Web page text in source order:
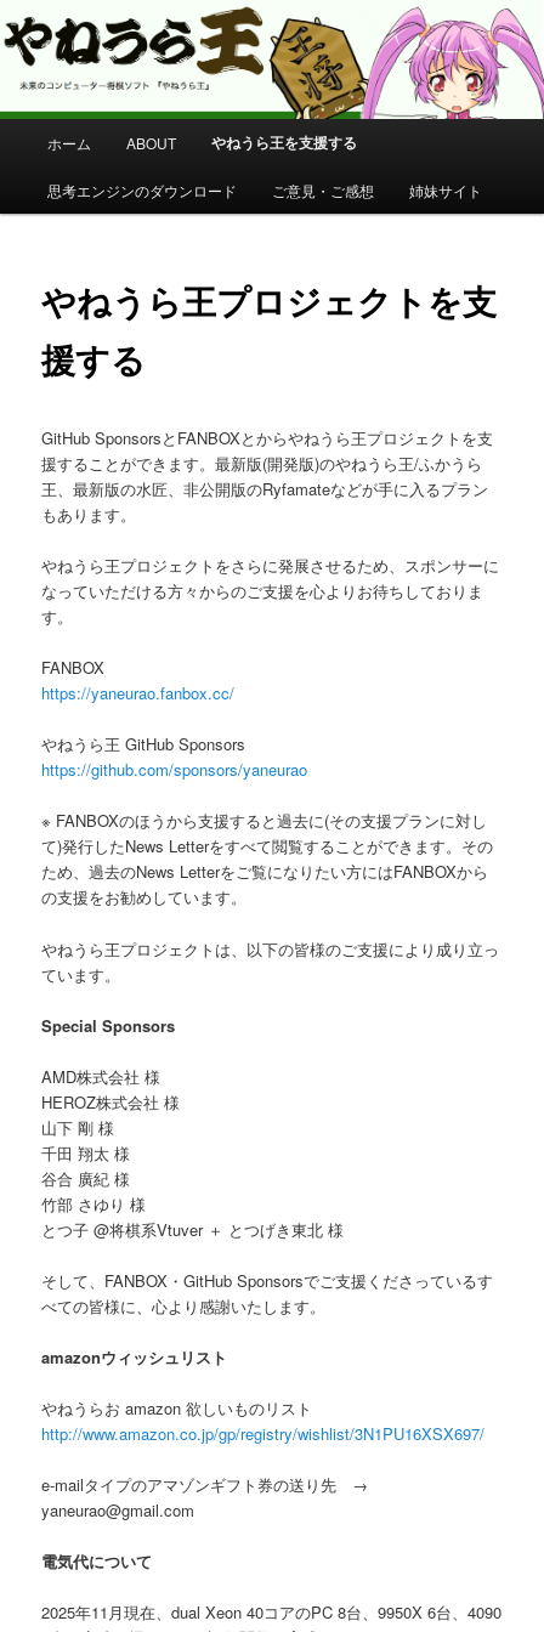
やねうら王 公式サイト
コンピューター将棋 やねうら王 公式サイト
メ
メ
イ
コ
ン
ン
ツ
へ
移
動
ホーム ABOUT やねうら王を支援する
思考エンジンのダウンロード ご意見・ご感想 姉妹サイト
やねうら王プロジェクトを支
援する
GitHub SponsorsとFANBOXとからやねうら王プロジェクトを支
援することができます。最新版(開発版)のやねうら王/ふかうら
王、最新版の水匠、非公開版のRyfamateなどが手に入るプラン
もあります。
やねうら王プロジェクトをさらに発展させるため、スポンサーに
なっていただける方々からのご支援を心よりお待ちしておりま
す。
FANBOX
https://yaneurao.fanbox.cc/
やねうら王 GitHub Sponsors
https://github.com/sponsors/yaneurao
※ FANBOXのほうから支援すると過去に(その支援プランに対し
て)発行したNews Letterをすべて閲覧することができます。その
ため、過去のNews Letterをご覧になりたい方にはFANBOXから
の支援をお勧めしています。
やねうら王プロジェクトは、以下の皆様のご支援により成り立っ
ています。
Special Sponsors
AMD株式会社 様
HEROZ株式会社 様
山下 剛 様
千田 翔太 様
谷合 廣紀 様
竹部 さゆり 様
とつ子 @将棋系Vtuver ＋ とつげき東北 様
そして、FANBOX・GitHub Sponsorsでご支援くださっているす
べての皆様に、心より感謝いたします。
amazonウィッシュリスト
やねうらお amazon 欲しいものリスト
http://www.amazon.co.jp/gp/registry/wishlist/3N1PU16XSX697/
e-mailタイプのアマゾンギフト券の送り先 →
yaneurao@gmail.com
電気代について
2025年11月現在、dual Xeon 40コアのPC 8台、9950X 6台、4090